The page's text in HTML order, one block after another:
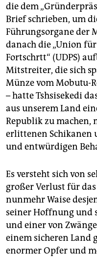
die dem
Brief schrieben, um
Führungsorgane der
danach die „Union
Fortschrtt“ (UDPS)
Mitstreiter, die sich
Münze vom Mobutu-
– hatte Tshsisekedi
aus unserem Land
Republik zu machen,
erlittenen Schikanen
und entwürdigen
Es versteht sich von
großer Verlust für
nunmehr Waise
seiner Hoffnung und
und einer von
einem sicheren Land
enormer Opfer und